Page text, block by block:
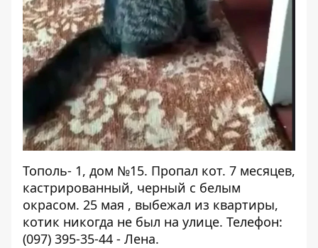
Тополь- 1, дом №15. Пропал кот. 7 месяцев,
кастрированный, черный с белым
окрасом. 25 мая , выбежал из квартиры,
котик никогда не был на улице. Телефон:
(097) 395-35-44 - Лена.